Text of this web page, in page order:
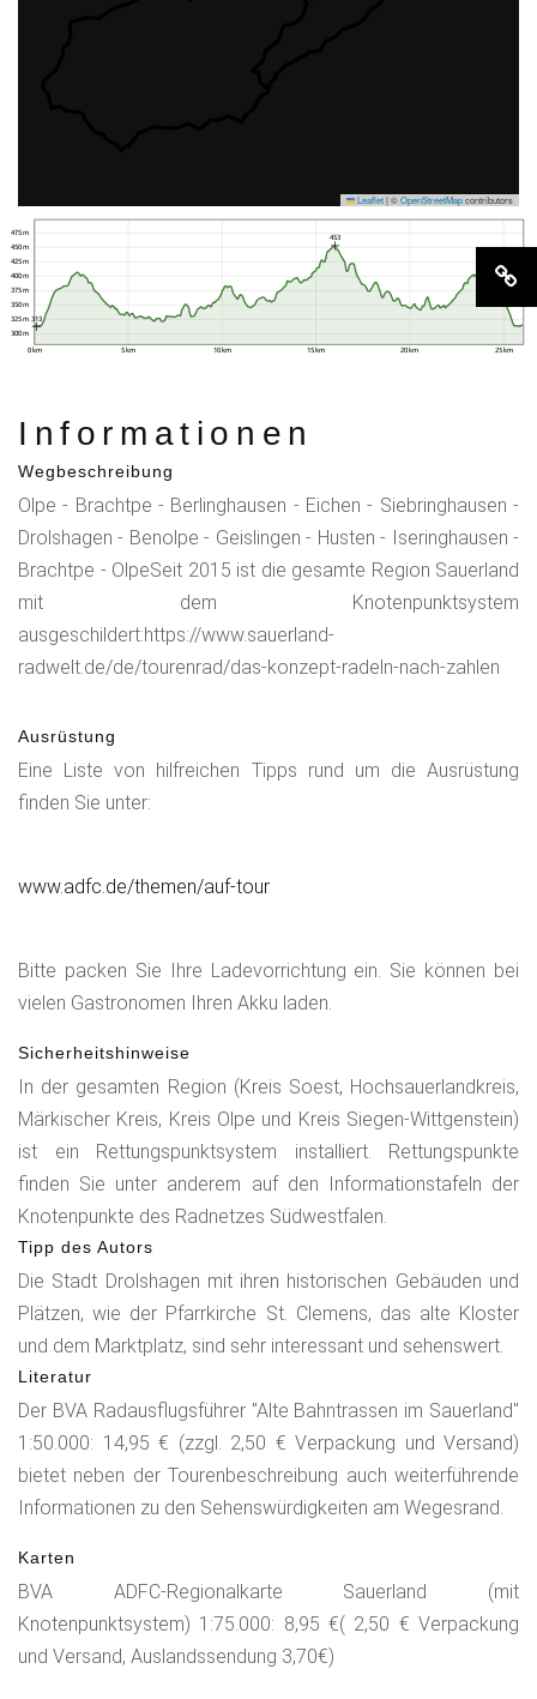
Leaflet|©OpenStreetMapcontributors
0 km 5 km 10 km 15 km 20 km 25 km
300 m
325 m
350 m
375 m
400 m
425 m
450 m
475 m
313
453
Informationen
Wegbeschreibung
Olpe - Brachtpe - Berlinghausen - Eichen - Siebringhausen -
Drolshagen - Benolpe - Geislingen - Husten - Iseringhausen -
Brachtpe - OlpeSeit 2015 ist die gesamte Region Sauerland
mit dem Knotenpunktsystem
ausgeschildert:https://www.sauerland-
radwelt.de/de/tourenrad/das-konzept-radeln-nach-zahlen
Ausrüstung
Eine Liste von hilfreichen Tipps rund um die Ausrüstung
finden Sie unter:
www.adfc.de/themen/auf-tour
Bitte packen Sie Ihre Ladevorrichtung ein. Sie können bei
vielen Gastronomen Ihren Akku laden.
Sicherheitshinweise
In der gesamten Region (Kreis Soest, Hochsauerlandkreis,
Märkischer Kreis, Kreis Olpe und Kreis Siegen-Wittgenstein)
ist ein Rettungspunktsystem installiert. Rettungspunkte
finden Sie unter anderem auf den Informationstafeln der
Knotenpunkte des Radnetzes Südwestfalen.
Tipp des Autors
Die Stadt Drolshagen mit ihren historischen Gebäuden und
Plätzen, wie der Pfarrkirche St. Clemens, das alte Kloster
und dem Marktplatz, sind sehr interessant und sehenswert.
Literatur
Der BVA Radausflugsführer "Alte Bahntrassen im Sauerland"
1:50.000: 14,95 € (zzgl. 2,50 € Verpackung und Versand)
bietet neben der Tourenbeschreibung auch weiterführende
Informationen zu den Sehenswürdigkeiten am Wegesrand.
Karten
BVA ADFC-Regionalkarte Sauerland (mit
Knotenpunktsystem) 1:75.000: 8,95 €( 2,50 € Verpackung
und Versand, Auslandssendung 3,70€)